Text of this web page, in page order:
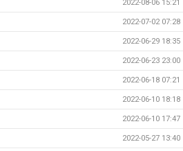
2022-08-06 15:21
2022-07-02 07:28
2022-06-29 18:35
2022-06-23 23:00
2022-06-18 07:21
2022-06-10 18:18
2022-06-10 17:47
2022-05-27 13:40